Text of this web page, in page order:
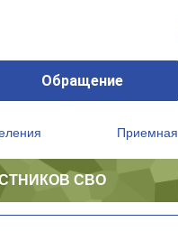
Обращение
Приемная
СВО